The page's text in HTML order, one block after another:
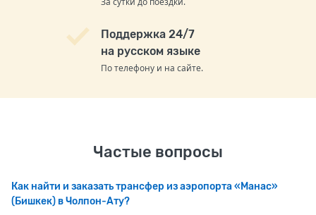
Поддержка 24/7
на русском языке
По телефону и на сайте.
Частые вопросы
Как найти и заказать трансфер из аэропорта «Манас»
(Бишкек) в Чолпон-Ату?